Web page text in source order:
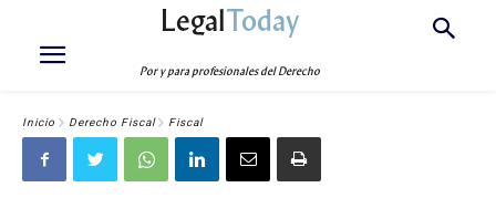
LegalToday
Por y para profesionales del Derecho
Inicio Derecho Fiscal Fiscal